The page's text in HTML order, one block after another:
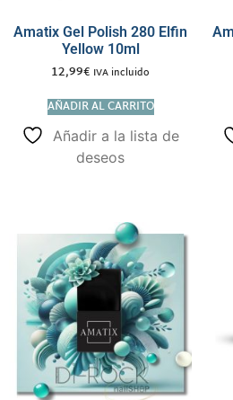
Amatix Gel Polish 280 Elfin
Yellow 10ml
12,99€ IVA incluido
AÑADIR AL CARRITO
Añadir a la lista de
deseos